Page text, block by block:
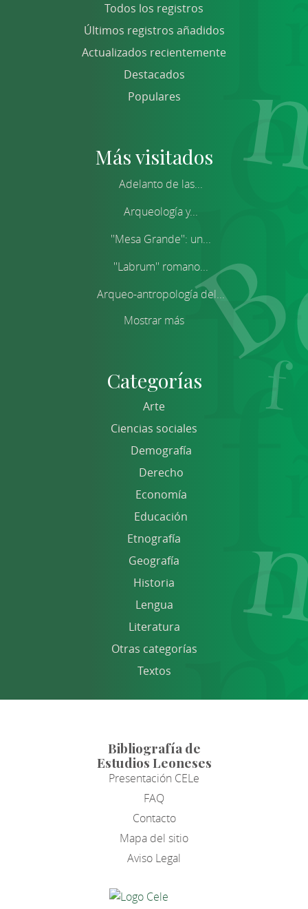
Todos los registros
Últimos registros añadidos
Actualizados recientemente
Destacados
Populares
Más visitados
Adelanto de las...
Arqueología y...
''Mesa Grande'': un...
''Labrum'' romano...
Arqueo-antropología del...
Mostrar más
Categorías
Arte
Ciencias sociales
Demografía
Derecho
Economía
Educación
Etnografía
Geografía
Historia
Lengua
Literatura
Otras categorías
Textos
Bibliografía de
Estudios Leoneses
Presentación CELe
FAQ
Contacto
Mapa del sitio
Aviso Legal